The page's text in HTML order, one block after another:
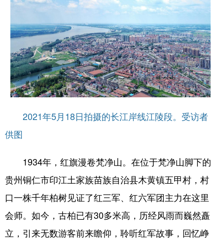
2021年5月18日拍摄的长江岸线江陵段。受访者
供图
1934年，红旗漫卷梵净山。在位于梵净山脚下的
贵州铜仁市印江土家族苗族自治县木黄镇五甲村，村
口一株千年柏树见证了红三军、红六军团主力在这里
会师。如今，古柏已有30多米高，历经风雨而巍然矗
立，引来无数游客前来瞻仰，聆听红军故事，回忆峥